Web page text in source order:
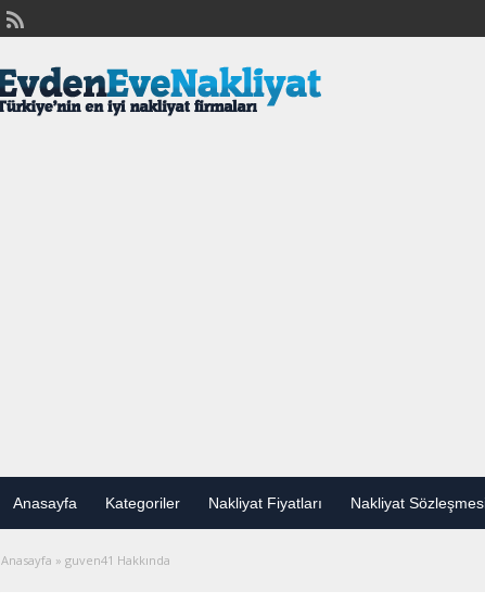
Anasayfa Kategoriler Nakliyat Fiyatları Nakliyat
Anasayfa » guven41 Hakkında